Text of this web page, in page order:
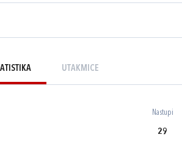
UTAKMICE
Nastupi
29